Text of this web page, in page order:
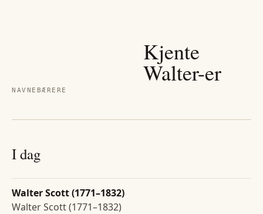
NAVNEBÆRERE
Kjente
Walter-er
I dag
Walter Scott (1771–1832)
Walter Scott (1771–1832)